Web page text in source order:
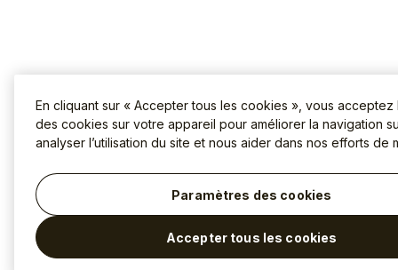
En cliquant sur « Accepter tous les cookies », vous
des cookies sur votre appareil pour améliorer la navigation
analyser l’utilisation du site et nous aider dans nos efforts de
Paramètres des cookies
Accepter tous les cookies